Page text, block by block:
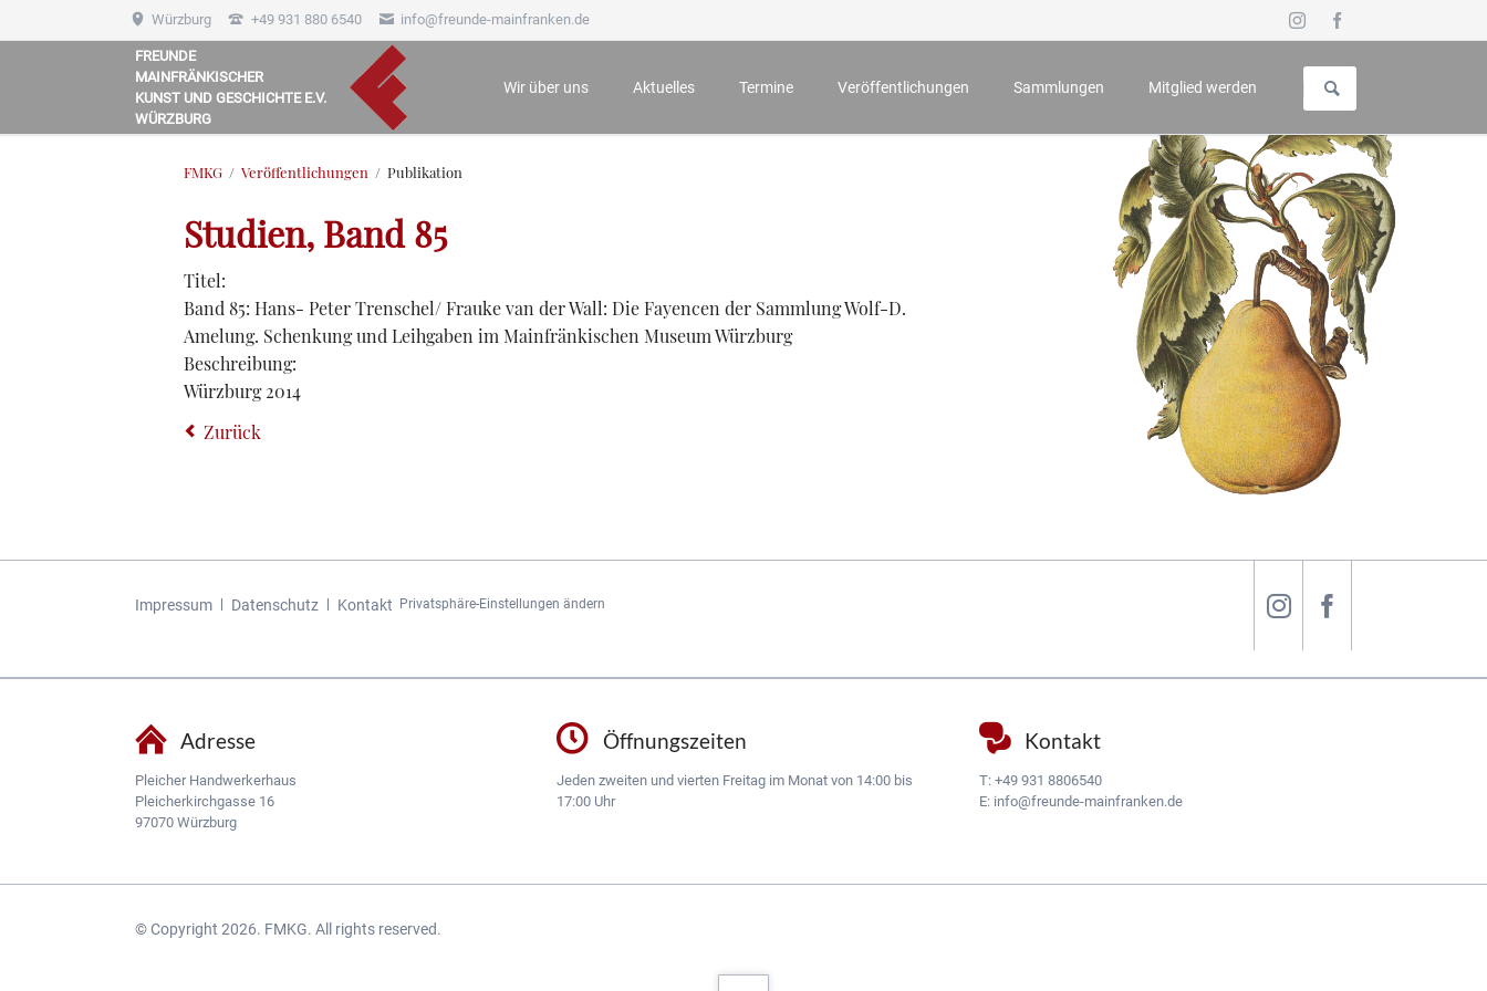
Würzburg +49 931 880 6540 info@freunde-mainfranken.de
FREUNDE
MAINFRÄNKISCHER
KUNST UND GESCHICHTE E.V.
WÜRZBURG
überspringen
Wir über uns Aktuelles Termine Veröffentlichungen
Mainfränkisches Jahrbuch für Geschichte und Kunst
Sammlungen Mitglied werden
FMKG Veröffentlichungen Publikation
Studien, Band 85
Titel:
Band 85: Hans- Peter Trenschel/ Frauke van der Wall: Die Fayencen der Sammlung Wolf-D.
Amelung. Schenkung und Leihgaben im Mainfränkischen Museum Würzburg
Beschreibung:
Würzburg 2014
Zurück
Navigation
Impressum Datenschutz Kontakt Privatsphäre-Einstellungen ändern
Adresse
Pleicher Handwerkerhaus
Pleicherkirchgasse 16
97070 Würzburg
Öffnungszeiten
Jeden zweiten und vierten Freitag im Monat von 14:00 bis
17:00 Uhr
Kontakt
T: +49 931 8806540
E: info@freunde-mainfranken.de
© Copyright 2026. FMKG. All rights reserved.